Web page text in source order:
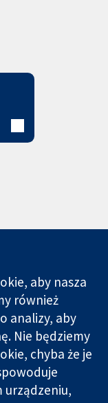
Kontakt
Nowości
Biuro
prasowe
O nas
Praca
aby nasza
również
analizy, aby
Nie będziemy
chyba że je
urządzeniu,